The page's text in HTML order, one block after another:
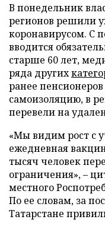
В понедельник
регионов решили
коронавирусом. С
вводится
старше 60 лет,
ряда других
ранее
самоизоляцию, в
перевели на
«Мы видим рост с
ежедневная
тысяч человек
ограничения», –
местного
По ее словам, за
Татарстане